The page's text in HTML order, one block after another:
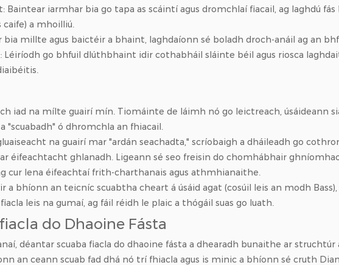
Baintear iarmhar bia go tapa as scáintí agus dromchlaí fiacail, ag laghdú
caife) a mhoilliú.
bia millte agus baictéir a bhaint, laghdaíonn sé boladh droch-anáil ag an
Léiríodh go bhfuil dlúthbhaint idir cothabháil sláinte béil agus riosca
iad na mílte guairí mín. Tiomáinte de láimh nó go leictreach, úsáideann
"scuabadh" ó dhromchla an fhiacail.
na guairí mar "ardán seachadta," scríobaigh a dháileadh go
éifeachtacht ghlanadh. Ligeann sé seo freisin do chomhábhair
cur lena éifeachtaí frith-charthanais agus athmhianaithe.
a bhíonn an teicníc scuabtha cheart á úsáid agat (cosúil leis an modh
leis na gumaí, ag fáil réidh le plaic a thógáil suas go luath.
do Dhaoine Fásta
déantar scuaba fiacla do dhaoine fásta a dhearadh bunaithe ar
an ceann scuab fad dhá nó trí fhiacla agus is minic a bhíonn sé cruth